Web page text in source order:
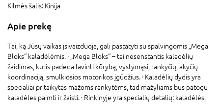
Kilmės šalis: Kinija
Apie prekę
Tai, ką Jūsų vaikas įsivaizduoja, gali pastatyti su spalvingomis „Mega
Bloks“ kaladėlėmis. · „Mega Bloks“ – tai nesenstantis kaladėlių
žaidimas, kuris padeda lavinti kūrybą, vystymąsi, rankyčių, akyčių
koordinaciją, smulkiosios motorikos įgūdžius. · Kaladėlių dydis yra
specialiai pritaikytas mažoms rankytėms, tad mažyliams bus patogu
kaladėles paimti ir žaisti. · Rinkinyje yra specialių detalių: kaladėlės,